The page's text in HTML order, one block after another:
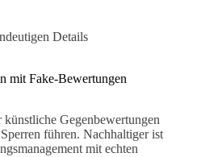
Details
mit Fake-Bewertungen
Gegenbewertungen
führen. Nachhaltiger ist
mit echten